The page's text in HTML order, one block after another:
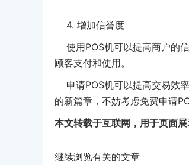
4. 增加信誉度
使用POS机可以提高商户的
顾客支付和使用。
申请POS机可以提高交易效
的新篇章，不妨考虑免费申请
本文转载于互联网，用于页面展
继续浏览有关的文章